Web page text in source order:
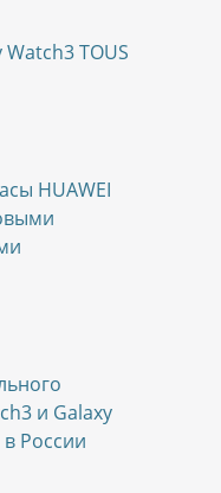
TOUS
HUAWEI
и Galaxy
России